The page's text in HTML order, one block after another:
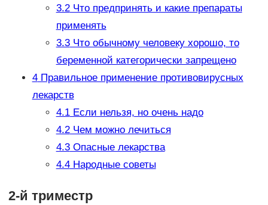
3.2Что предпринять и какие препараты
применять
3.3Что обычному человеку хорошо, то
беременной категорически запрещено
4Правильное применение противовирусных
лекарств
4.1Если нельзя, но очень надо
4.2Чем можно лечиться
4.3Опасные лекарства
4.4Народные советы
2-й триместр